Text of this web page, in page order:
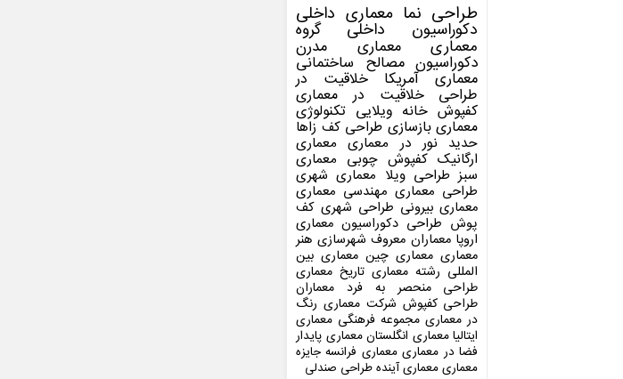
طراحی نما معماری داخلی
دکوراسیون داخلی گروه
معماری معماری مدرن
دکوراسیون مصالح ساختمانی
معماری آمریکا خلاقیت در
طراحی خلاقیت در معماری
کفپوش خانه ویلایی تکنولوژی
معماری بازسازی طراحی کف زاها
حدید نور در معماری معماری
ارگانیک کفپوش چوبی معماری
سبز طراحی ویلا معماری شهری
طراحی معماری مهندسی معماری
معماری بیرونی طراحی شهری کف
پوش طراحی دکوراسیون معماری
اروپا معماران معروف شهرسازی هنر
معماری معماری چین معماری بین
المللی رشته معماری تاریخ معماری
طراحی منحصر به فرد معماران
طراحی کفپوش شرکت معماری رنگ
در معماری مجموعه فرهنگی معماری
ایتالیا معماری انگلستان معماری پایدار
فضا در معماری معماری فرانسه جایزه
معماریمعماری آیندهطراحی صندلی